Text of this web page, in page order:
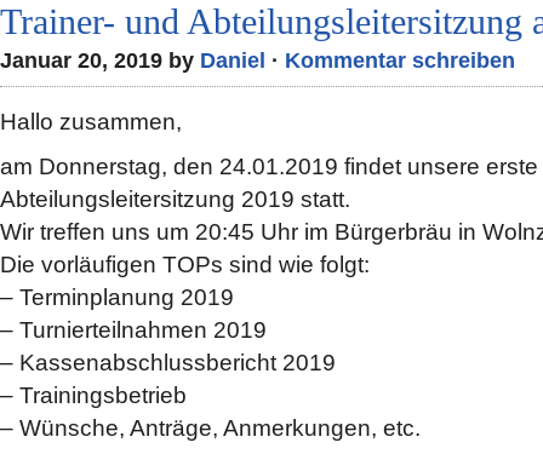
Trainer- und Abteilungsleitersitzung
Januar 20, 2019 by Daniel · Kommentar schreiben
Hallo zusammen,
am Donnerstag, den 24.01.2019 findet unsere
Abteilungsleitersitzung 2019 statt.
Wir treffen uns um 20:45 Uhr im Bürgerbräu in
Die vorläufigen TOPs sind wie folgt:
– Terminplanung 2019
– Turnierteilnahmen 2019
– Kassenabschlussbericht 2019
– Trainingsbetrieb
– Wünsche, Anträge, Anmerkungen, etc.